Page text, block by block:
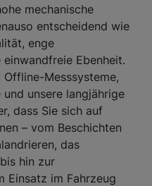
mechanische
entscheidend wie
enge
Ebenheit.
Messsysteme,
unsere langjährige
dass Sie sich auf
– vom Beschichten
das
hin zur
Einsatz im Fahrzeug